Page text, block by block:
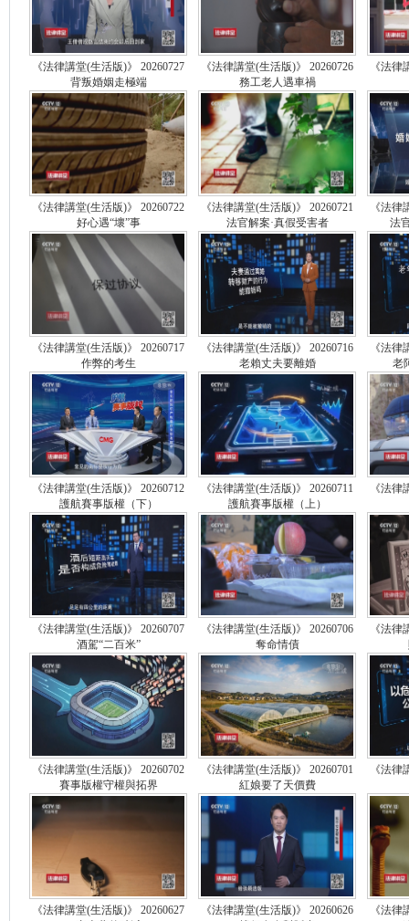
《法律講堂(生活版)》 20260727
背叛婚姻走極端
《法律講堂(生活版)》 20260726
務工老人遇車禍
《法
《法律講堂(生活版)》 20260722
好心遇“壞”事
《法律講堂(生活版)》 20260721
法官解案·真假受害者
《法
法
《法律講堂(生活版)》 20260717
作弊的考生
《法律講堂(生活版)》 20260716
老賴丈夫要離婚
《法
老
《法律講堂(生活版)》 20260712
護航賽事版權（下）
《法律講堂(生活版)》 20260711
護航賽事版權（上）
《法
《法律講堂(生活版)》 20260707
酒駕“二百米”
《法律講堂(生活版)》 20260706
奪命情債
《法
《法律講堂(生活版)》 20260702
賽事版權守權與拓界
《法律講堂(生活版)》 20260701
紅娘要了天價費
《法
《法律講堂(生活版)》 20260627
《法律講堂(生活版)》 20260626
《法